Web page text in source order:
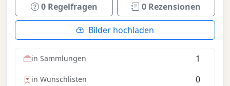
0 Regelfragen 0 Rezensionen
Bilder hochladen
in Sammlungen 1
in Wunschlisten 0